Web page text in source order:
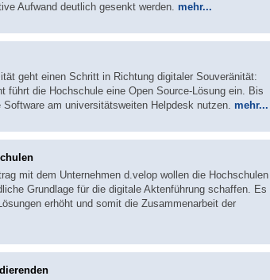
Aufwand deutlich gesenkt werden. mehr...
geht einen Schritt in Richtung digitaler Souveränität:
führt die Hochschule eine Open Source-Lösung ein. Bis
am universitätsweiten Helpdesk nutzen. mehr...
mit dem Unternehmen d.velop wollen die Hochschulen
Grundlage für die digitale Aktenführung schaffen. Es
erhöht und somit die Zusammenarbeit der